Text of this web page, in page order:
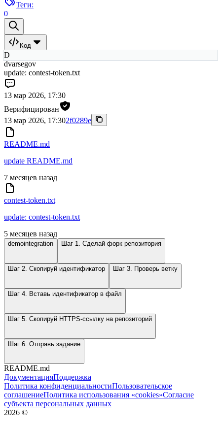
Теги:
0
Код
D
dvarsegov
update: contest-token.txt
13 мар 2026, 17:30
Верифицирован
13 мар 2026, 17:302f0289e
README.md
update README.md
7 месяцев назад
contest-token.txt
update: contest-token.txt
5 месяцев назад
demointegration Шаг 1. Сделай форк репозитория
Шаг 2. Скопируй идентификатор Шаг 3. Проверь ветку
Шаг 4. Вставь идентификатор в файл
Шаг 5. Скопируй HTTPS-ссылку на репозиторий
Шаг 6. Отправь задание
README.md
ДокументацияПоддержка
Политика конфиденциальностиПользовательское
соглашениеПолитика использования «cookies»Согласие
субъекта персональных данных
2026 ©